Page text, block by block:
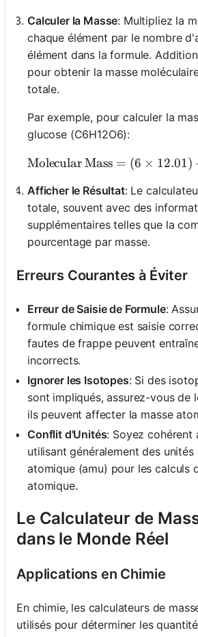
Calculer la Masse: Multipliez la
chaque élément par le nombre
élément dans la formule.
pour obtenir la masse
totale.
Par exemple, pour calculer la
glucose (C6H12O6):
Molecular Mass = (6 × 12.01)
Afficher le Résultat: Le
totale, souvent avec des
supplémentaires telles que la
pourcentage par masse.
Erreurs Courantes à Éviter
Erreur de Saisie de Formule:
formule chimique est saisie
fautes de frappe peuvent
incorrects.
Ignorer les Isotopes: Si des
sont impliqués, assurez-vous de
ils peuvent affecter la masse
Conflit d'Unités: Soyez cohérent
utilisant généralement des unités
atomique (amu) pour les calculs
atomique.
Le Calculateur de
dans le Monde Réel
Applications en Chimie
En chimie, les calculateurs de
utilisés pour déterminer les